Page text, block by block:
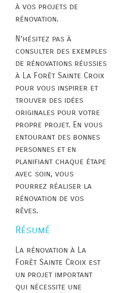
à vos projets de
rénovation.
N’hésitez pas à
consulter des exemples
de rénovations réussies
à La Forêt Sainte Croix
pour vous inspirer et
trouver des idées
originales pour votre
propre projet. En vous
entourant des bonnes
personnes et en
planifiant chaque étape
avec soin, vous
pourrez réaliser la
rénovation de vos
rêves.
Résumé
La rénovation à La
Forêt Sainte Croix est
un projet important
qui nécessite une